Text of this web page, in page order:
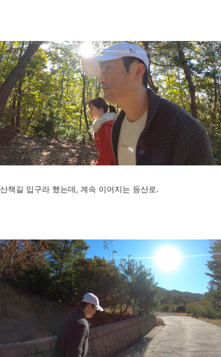
산책길 입구라 했는데, 계속 이어지는 등산로.